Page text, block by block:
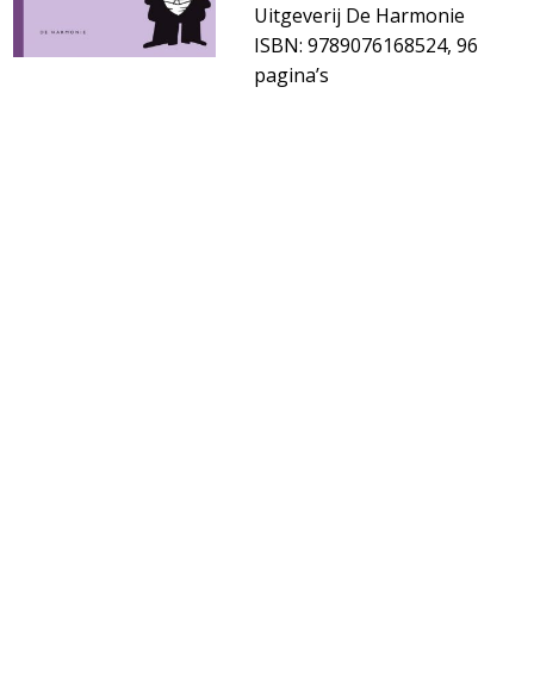
Uitgeverij De Harmonie
ISBN: 9789076168524, 96
pagina’s